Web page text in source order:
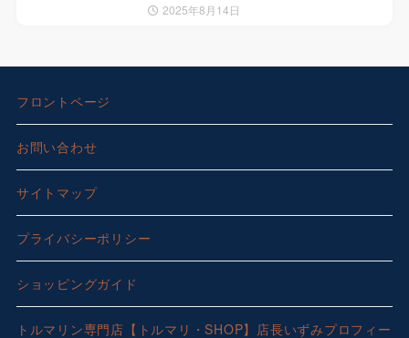
2025年8月14日
フロントページ
お問い合わせ
サイトマップ
プライバシーポリシー
ショッピングガイド
トルマリン専門店【トルマリ・SHOP】店長いずみプロフィー